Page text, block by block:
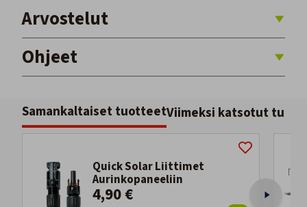
Arvostelut
Ohjeet
Samankaltaiset tuotteetViimeksi katsotut
Quick Solar Liittimet
Aurinkopaneeliin
4,90 €